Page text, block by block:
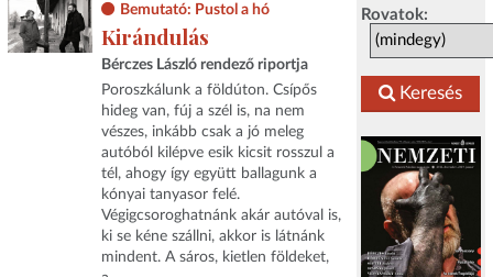
Rovatok:
Keresés
Bemutató: Pustol a hó
Kirándulás
Bérczes László rendező riportja
Poroszkálunk a földúton. Csípős
hideg van, fúj a szél is, na nem
vészes, inkább csak a jó meleg
autóból kilépve esik kicsit rosszul a
tél, ahogy így együtt ballagunk a
kónyai tanyasor felé.
Végigcsoroghatnánk akár autóval is,
ki se kéne szállni, akkor is látnánk
mindent. A sáros, kietlen földeket,